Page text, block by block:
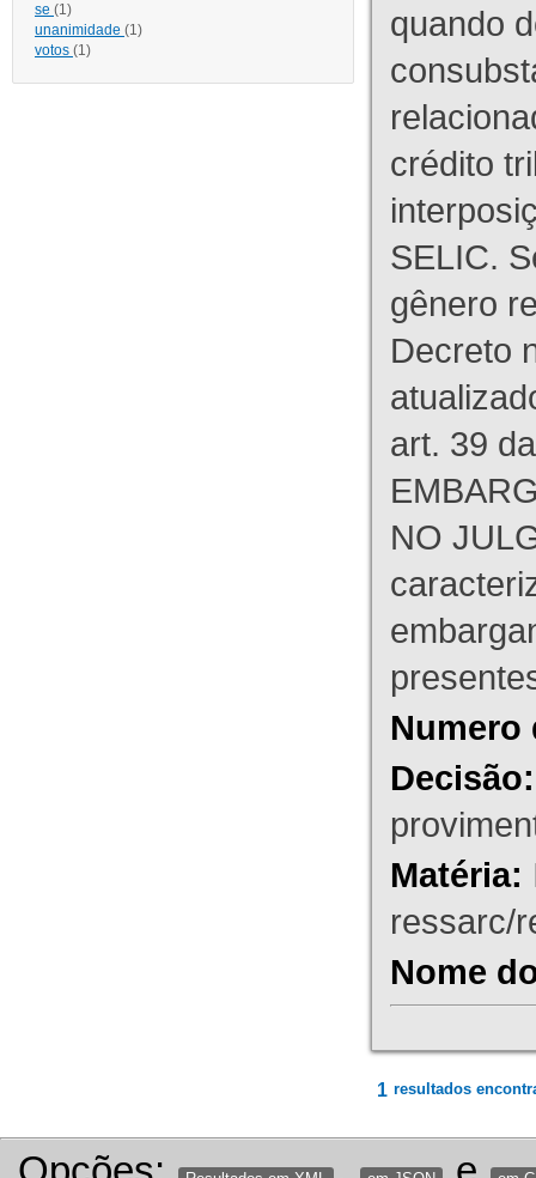
se (1)
unanimidade (1)
votos (1)
quando
crédito
SELIC.
gênero
Decreto
art. 39
NO
Numero
Decisão:
Matéria:
ressarc/
Nome
1 resultados